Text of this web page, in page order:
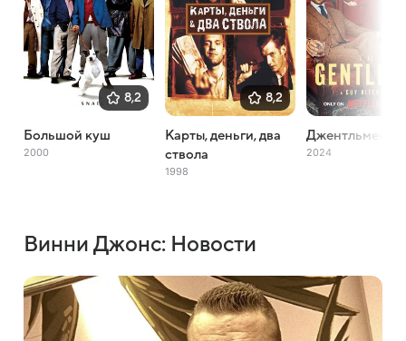
8,2
Большой куш
2000
8,2
Карты, деньги, два
ствола
1998
Джентльмены
2024
Винни Джонс: Новости